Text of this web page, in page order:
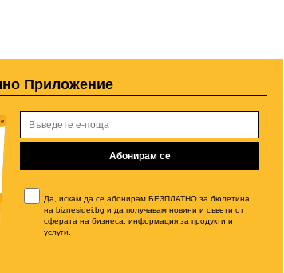
Приложение
Да, искам да се абонирам БЕЗПЛАТНО за бюлетина
на biznesidei.bg и да получавам новини и съвети от
сферата на бизнеса, информация за продукти и
услуги.